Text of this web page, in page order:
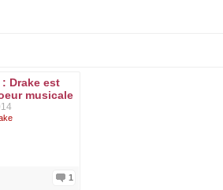
Drake est
musicale
1